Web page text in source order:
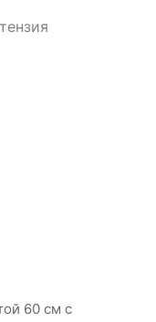
60 см с